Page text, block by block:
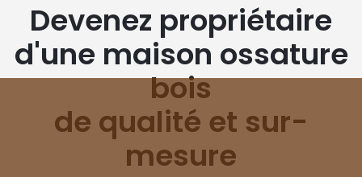
Devenez propriétaire
d'une maison ossature
bois
de qualité et sur-
mesure